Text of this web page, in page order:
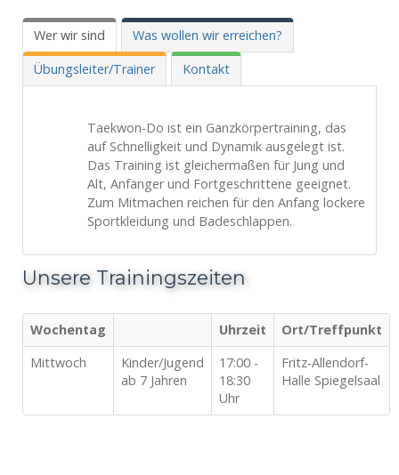
Wer wir sind
Was wollen wir erreichen?
Übungsleiter/Trainer
Kontakt
Taekwon-Do ist ein Ganzkörpertraining, das
auf Schnelligkeit und Dynamik ausgelegt ist.
Das Training ist gleichermaßen für Jung und
Alt, Anfänger und Fortgeschrittene geeignet.
Zum Mitmachen reichen für den Anfang lockere
Sportkleidung und Badeschlappen.
Unsere Trainingszeiten
Wochentag Uhrzeit
Ort/Treffpunkt
Mittwoch
Kinder/Jugend
ab 7 Jahren
17:00 -
18:30
Uhr
Fritz-Allendorf-
Halle Spiegelsaal